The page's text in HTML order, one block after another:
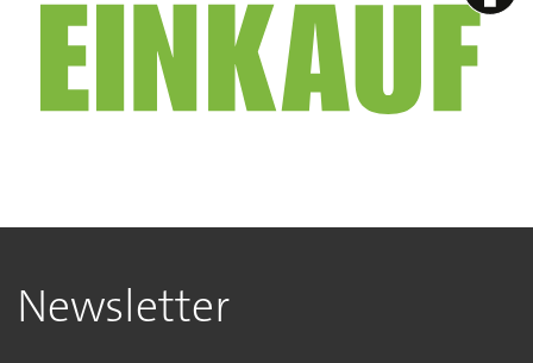
Newsletter